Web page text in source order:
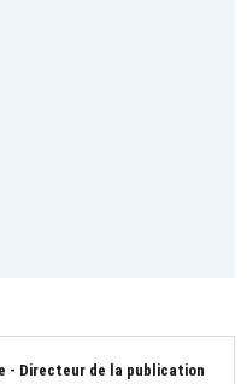
- Directeur de la publication